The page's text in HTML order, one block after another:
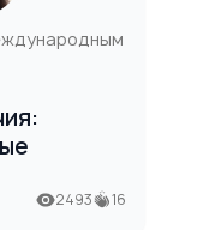
2493 16